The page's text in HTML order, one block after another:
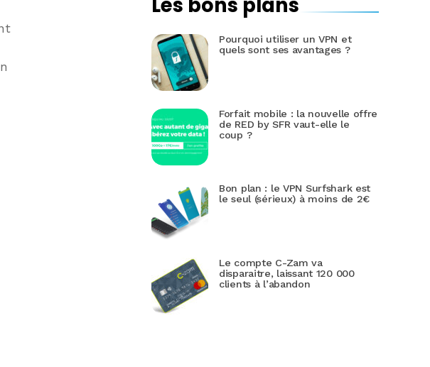
Pourquoi utiliser un VPN et
quels sont ses avantages ?
Forfait mobile : la nouvelle offre
de RED by SFR vaut-elle le
coup ?
Bon plan : le VPN Surfshark est
le seul (sérieux) à moins de 2€
Le compte C-Zam va
disparaitre, laissant 120 000
clients à l’abandon